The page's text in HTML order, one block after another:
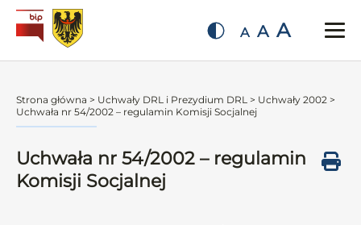
A A A
Strona główna > Uchwały DRL i Prezydium DRL > Uchwały 2002 >
Uchwała nr 54/2002 – regulamin Komisji Socjalnej
Uchwała nr 54/2002 – regulamin
Komisji Socjalnej